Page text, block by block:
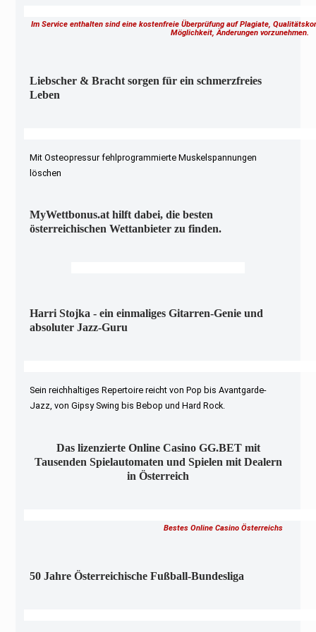
Im Service enthalten sind eine kostenfreie Überprüfung auf Plagiate,
Möglichkeit, Änderungen vorzunehmen.
Liebscher & Bracht sorgen für ein schmerzfreies
Leben
Mit Osteopressur fehlprogrammierte Muskelspannungen
löschen
MyWettbonus.at hilft dabei, die besten
österreichischen Wettanbieter zu finden.
Harri Stojka - ein einmaliges Gitarren-Genie und
absoluter Jazz-Guru
Sein reichhaltiges Repertoire reicht von Pop bis Avantgarde-
Jazz, von Gipsy Swing bis Bebop und Hard Rock.
Das lizenzierte Online Casino GG.BET mit
Tausenden Spielautomaten und Spielen mit Dealern
in Österreich
Bestes Online Casino Österreichs
50 Jahre Österreichische Fußball-Bundesliga